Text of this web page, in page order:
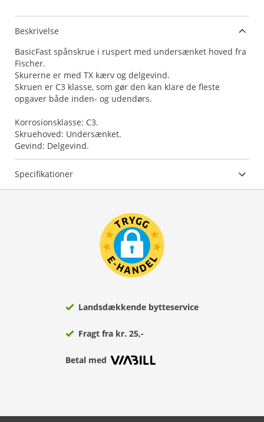
Beskrivelse
BasicFast spånskrue i ruspert med undersænket hoved fra
Fischer.
Skurerne er med TX kærv og delgevind.
Skruen er C3 klasse, som gør den kan klare de fleste
opgaver både inden- og udendørs.
Korrosionsklasse: C3.
Skruehoved: Undersænket.
Gevind: Delgevind.
Specifikationer
Landsdækkende bytteservice
Fragt fra kr. 25,-
Betal med